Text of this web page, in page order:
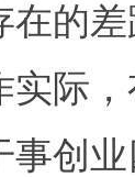
在的
实际
事创